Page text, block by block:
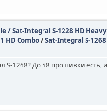
/ Sat-Integral S-1228 HD
HD Combo/Sat-Integral S-
S-1268? До 58 прошивки есть,